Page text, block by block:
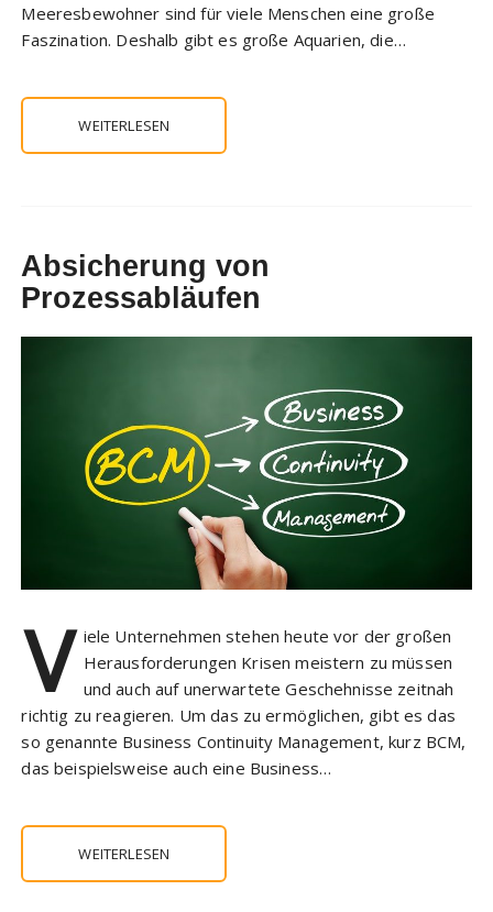
Meeresbewohner sind für viele Menschen eine große
Faszination. Deshalb gibt es große Aquarien, die…
WEITERLESEN
Absicherung von
Prozessabläufen
V iele Unternehmen stehen heute vor der großen
Herausforderungen Krisen meistern zu müssen
und auch auf unerwartete Geschehnisse zeitnah
richtig zu reagieren. Um das zu ermöglichen, gibt es das
so genannte Business Continuity Management, kurz BCM,
das beispielsweise auch eine Business…
WEITERLESEN